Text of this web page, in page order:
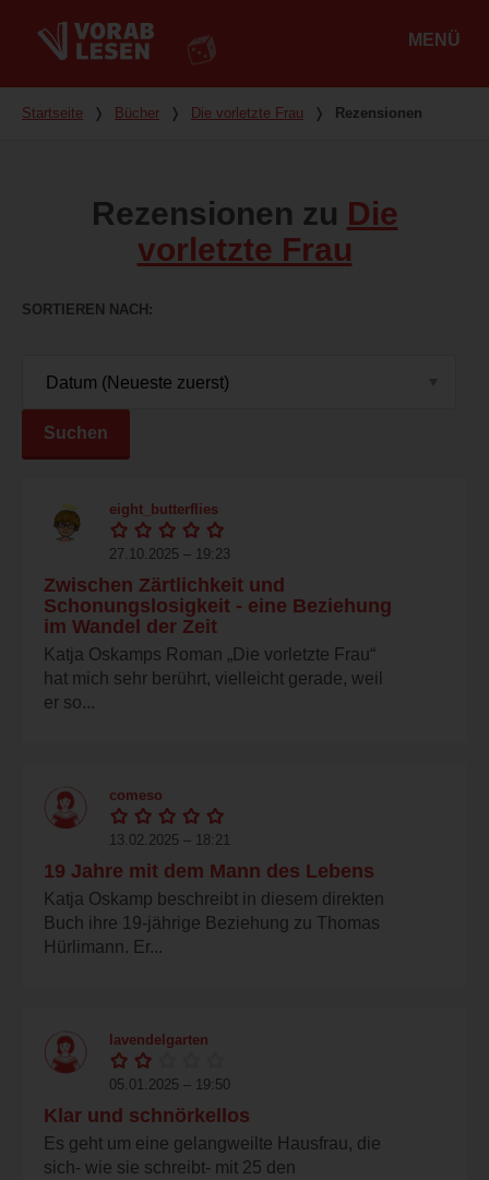
MENÜ
Du bist hier
Startseite ❭ Bücher ❭ Die vorletzte Frau ❭ Rezensionen
Rezensionen zu Die
vorletzte Frau
SORTIEREN NACH
Suchen
eight_butterflies
27.10.2025 – 19:23
Zwischen Zärtlichkeit und
Schonungslosigkeit - eine Beziehung
im Wandel der Zeit
Katja Oskamps Roman „Die vorletzte Frau“
hat mich sehr berührt, vielleicht gerade, weil
er so...
comeso
13.02.2025 – 18:21
19 Jahre mit dem Mann des Lebens
Katja Oskamp beschreibt in diesem direkten
Buch ihre 19-jährige Beziehung zu Thomas
Hürlimann. Er...
lavendelgarten
05.01.2025 – 19:50
Klar und schnörkellos
Es geht um eine gelangweilte Hausfrau, die
sich- wie sie schreibt- mit 25 den